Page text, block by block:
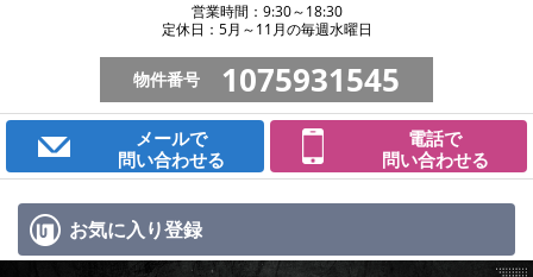
営業時間：9:30～18:30
定休日：5月～11月の毎週水曜日
物件番号 1075931545
メールで
問い合わせる
電話で
問い合わせる
お気に入り登録